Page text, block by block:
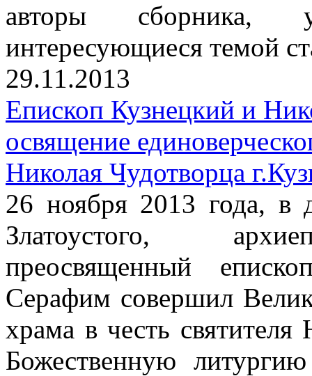
авторы сборника,
интересующиеся темой
29.11.2013
Епископ Кузнецкий и
освящение
Николая Чудотворца
26 ноября 2013 года, в
Златоустого,
преосвященный
Серафим совершил
храма в честь
Божественную